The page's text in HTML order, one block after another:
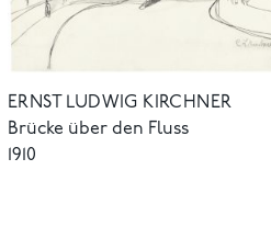
ERNST LUDWIG KIRCHNER
Brücke über den Fluss
1910